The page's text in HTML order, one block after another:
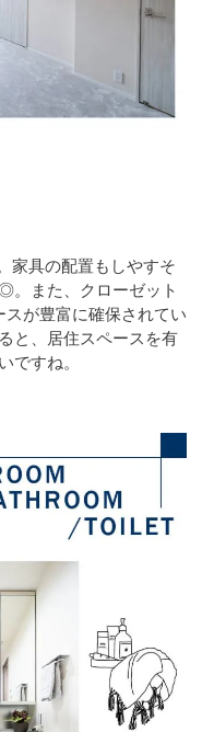
家具の配置もしやすそ
。また、クローゼット
が豊富に確保されてい
と、居住スペースを有
ですね。